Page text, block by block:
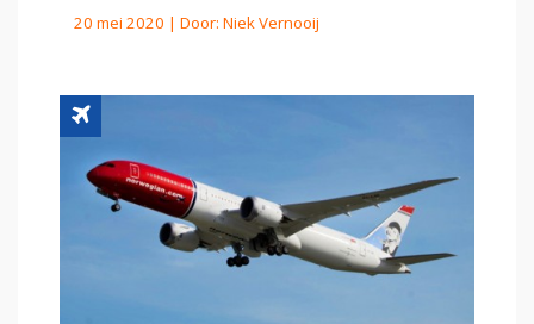
20 mei 2020 | Door: Niek Vernooij